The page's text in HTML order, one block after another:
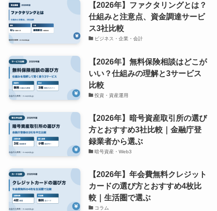
【2026年】ファクタリングとは？
仕組みと注意点、資金調達サービ
ス3社比較
ビジネス・企業・会計
【2026年】無料保険相談はどこが
いい？仕組みの理解と3サービス
比較
投資・資産運用
【2026年】暗号資産取引所の選び
方とおすすめ3社比較｜金融庁登
録業者から選ぶ
暗号資産・Web3
【2026年】年会費無料クレジット
カードの選び方とおすすめ4枚比
較｜生活圏で選ぶ
コラム